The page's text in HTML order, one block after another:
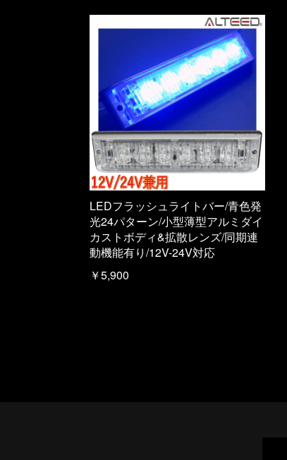
LEDフラッシュライトバー/青色発
光24パターン/小型薄型アルミダイ
カストボディ&拡散レンズ/同期連
動機能有り/12V-24V対応
￥5,900